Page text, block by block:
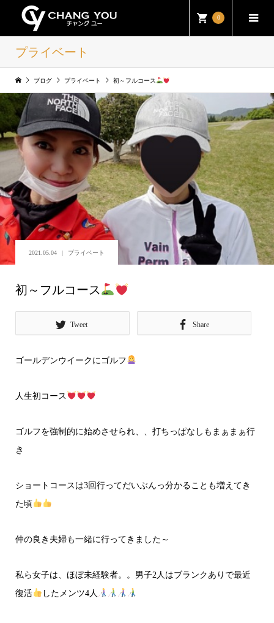
0
プライベート
ブログ プライベート 初～フルコース
2021.05.04 プライベート
初～フルコース
Tweet Share
ゴールデンウイークにゴルフ
人生初コース
ゴルフを強制的に始めさせられ、、打ちっぱなしもまぁまぁ行
き
ショートコースは3回行ってだいぶんっ分かることも増えてき
た頃
仲の良き夫婦も一緒に行ってきました～
私ら女子は、ほぼ未経験者。。男子2人はブランクありで最近
復活
したメンツ4人